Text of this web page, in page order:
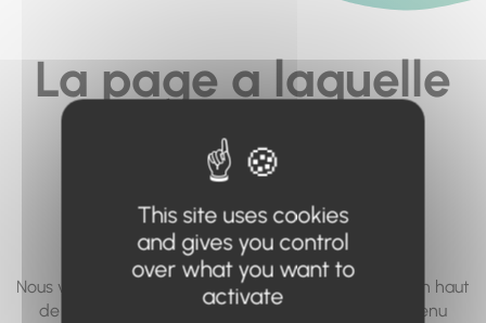
La page a laquelle
vous cherchez à
accéder n'existe
pas... ou plus.
Nous vous invitons à utiliser le moteur de recherche en haut
de page, ou à utiliser le menu pour trouver le contenu
This site uses cookies
and gives you control
over what you want to
activate